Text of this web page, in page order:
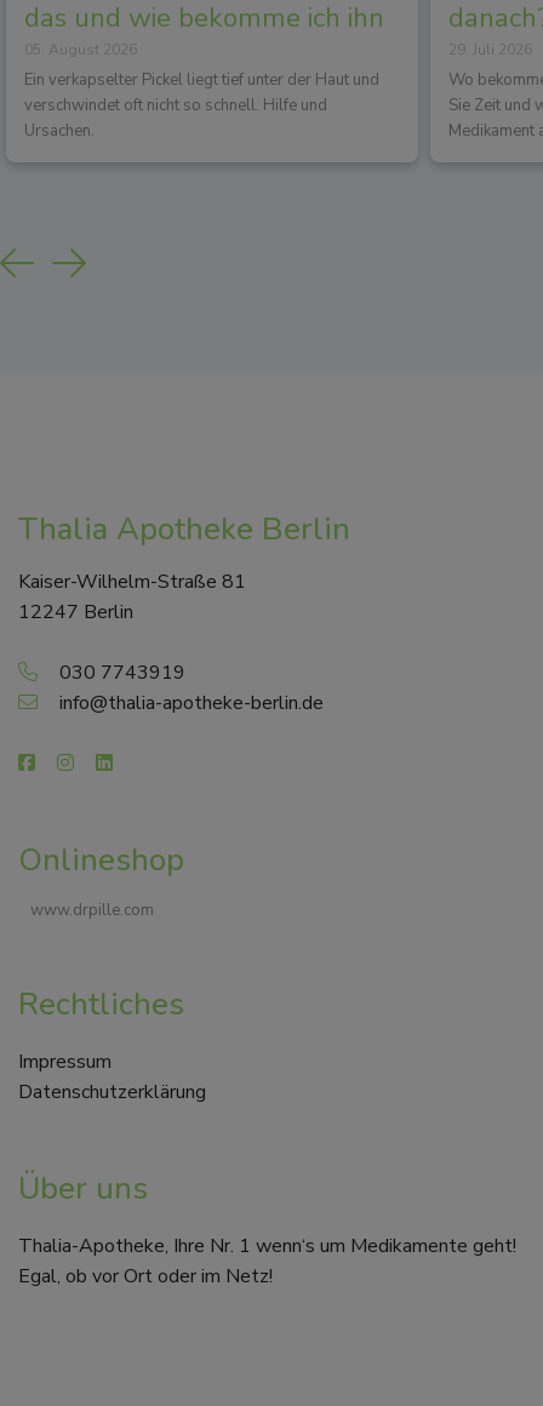
das und wie bekomme ich ihn
los?
05. August 2026
Ein verkapselter Pickel liegt tief unter der Haut und
verschwindet oft nicht so schnell. Hilfe und
Ursachen.
29. Juli 2026
Wo
Sie Zeit und
Medikament
Previous
Next
Thalia Apotheke Berlin
Kaiser-Wilhelm-Straße 81
12247 Berlin
030 7743919
info@thalia-apotheke-berlin.de
Onlineshop
www.drpille.com
Rechtliches
Impressum
Datenschutzerklärung
Über uns
Thalia-Apotheke, Ihre Nr. 1 wenn‘s um Medikamente geht!
Egal, ob vor Ort oder im Netz!